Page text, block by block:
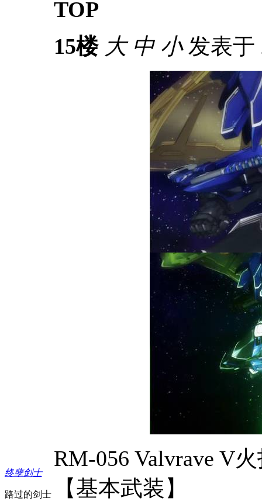
TOP
终孽剑士
路过的剑士
15楼 大 中 小发表于
RM-056 Valvrave V
【基本武装】